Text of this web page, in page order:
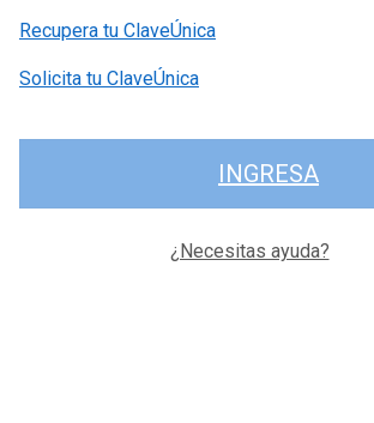
Recupera tu ClaveÚnica
Solicita tu ClaveÚnica
INGRESA
¿Necesitas ayuda?